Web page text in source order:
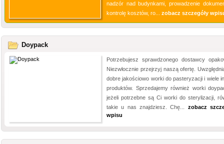
nadzór nad budynkami, prowadzenie
kontrolę kosztów, ro... zobacz szczegóły
Doypack
Potrzebujesz sprawdzonego dostawcy
Niezwłocznie przejrzyj naszą ofertę.
dobre jakościowo worki do pasteryzacji i wiele
produktów. Sprzedajemy również worki
jeżeli potrzebne są Ci worki do sterylizacji,
takie u nas znajdziesz. Chę... zobacz
wpisu